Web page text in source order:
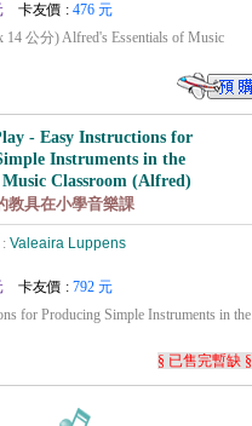
卡友價 : 476 元
14 公分) Alfred's Essentials of Music
- Easy Instructions for
Instruments in the
Classroom (Alfred)
教具在小學音樂課
Valeaira Luppens
卡友價 : 792 元
for Producing Simple Instruments in the
§ 已售完暫缺 §